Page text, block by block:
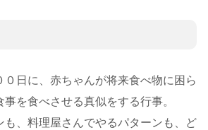
０日に、赤ちゃんが将来食べ物に困ら
を食べさせる真似をする行事。
も、料理屋さんでやるパターンも、ど